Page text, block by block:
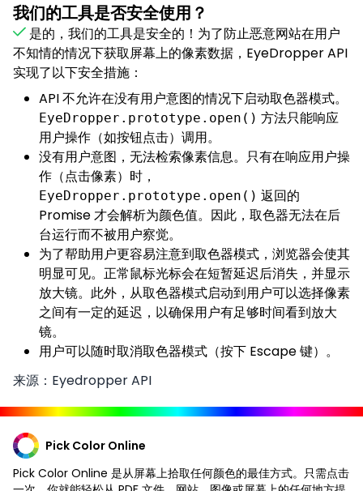
我们的工具是否安全使用？
是的，我们的工具是安全的！为了防止恶意网站在用户
不知情的情况下获取屏幕上的像素数据，EyeDropper API
实现了以下安全措施：
API 不允许在没有用户意图的情况下启动取色器模式。
EyeDropper.prototype.open() 方法只能响应
用户操作（如按钮点击）调用。
没有用户意图，无法检索像素信息。只有在响应用户操
作（点击像素）时，
EyeDropper.prototype.open() 返回的
Promise 才会解析为颜色值。因此，取色器无法在后
台运行而不被用户察觉。
为了帮助用户更容易注意到取色器模式，浏览器会使其
明显可见。正常鼠标光标会在短暂延迟后消失，并显示
放大镜。此外，从取色器模式启动到用户可以选择像素
之间有一定的延迟，以确保用户有足够时间看到放大
镜。
用户可以随时取消取色器模式（按下 Escape 键）。
来源：Eyedropper API
Pick Color Online
Pick Color Online 是从屏幕上拾取任何颜色的最佳方式。只需点击